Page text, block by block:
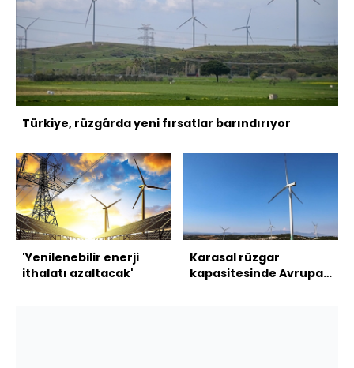
Türkiye, rüzgârda yeni fırsatlar barındırıyor
'Yenilenebilir enerji
ithalatı azaltacak'
Karasal rüzgar
kapasitesinde Avrupa